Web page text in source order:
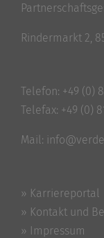
Rindermarkt 2,
Telefon: +49 (0)
Telefax: +49 (0)
Mail:
» Karriereportal
» Kontakt und
» Impressum